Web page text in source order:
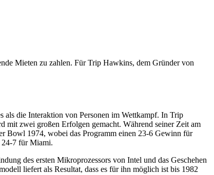
Mieten zu zahlen. Für Trip Hawkins, dem Gründer von
als die Interaktion von Personen im Wettkampf. In Trip
mit zwei großen Erfolgen gemacht. Während seiner Zeit am
Bowl 1974, wobei das Programm einen 23-6 Gewinn für
24-7 für Miami.
des ersten Mikroprozessors von Intel und das Geschehen
liefert als Resultat, dass es für ihn möglich ist bis 1982